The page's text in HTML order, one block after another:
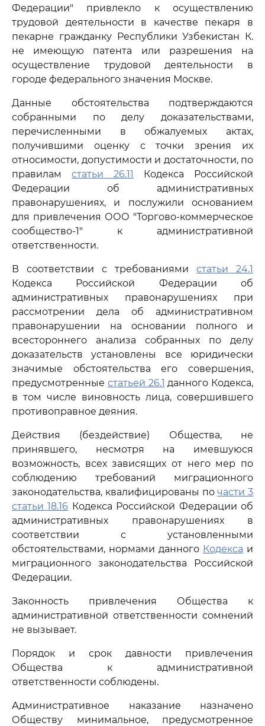
Федерации" привлекло к осуществлению
трудовой деятельности в качестве пекаря в
пекарне гражданку Республики Узбекистан К.
не имеющую патента или разрешения на
осуществление трудовой деятельности в
городе федерального значения Москве.
Данные обстоятельства подтверждаются
собранными по делу доказательствами,
перечисленными в обжалуемых актах,
получившими оценку с точки зрения их
относимости, допустимости и достаточности, по
правилам статьи 26.11
Кодекса Российской
Федерации об административных
правонарушениях, и послужили основанием
для привлечения ООО "Торгово-коммерческое
сообщество-1" к административной
ответственности.
В соответствии с требованиями статьи 24.1
Кодекса Российской Федерации об
административных правонарушениях при
рассмотрении дела об административном
правонарушении на основании полного и
всестороннего анализа собранных по делу
доказательств установлены все юридически
значимые обстоятельства его совершения,
предусмотренные статьей 26.1 данного Кодекса,
в том числе виновность лица, совершившего
противоправное деяния.
Действия (бездействие) Общества, не
принявшего, несмотря на имевшуюся
возможность, всех зависящих от него мер по
соблюдению требований миграционного
законодательства, квалифицированы почасти 3
статьи 18.16 Кодекса Российской Федерации об
административных правонарушениях в
соответствии с установленными
обстоятельствами, нормами данного Кодекса и
миграционного законодательства Российской
Федерации.
Законность привлечения Общества к
административной ответственности сомнений
не вызывает.
Порядок и срок давности привлечения
Общества к административной
ответственности соблюдены.
Административное наказание назначено
Обществу минимальное, предусмотренное